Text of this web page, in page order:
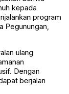
kepada
program
Pegunungan,
ulang
Dengan
berjalan